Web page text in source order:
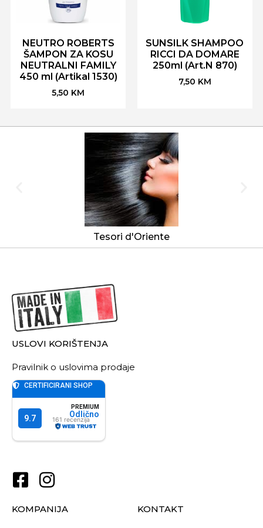
NEUTRO ROBERTS
ŠAMPON ZA KOSU
NEUTRALNI FAMILY
450 ml (Artikal 1530)
5,50 KM
SUNSILK SHAMPOO
RICCI DA DOMARE
250ml (Art.N 870)
7,50 KM
Tesori d'Oriente
USLOVI KORIŠTENJA
Pravilnik o uslovima prodaje
KOMPANIJA KONTAKT